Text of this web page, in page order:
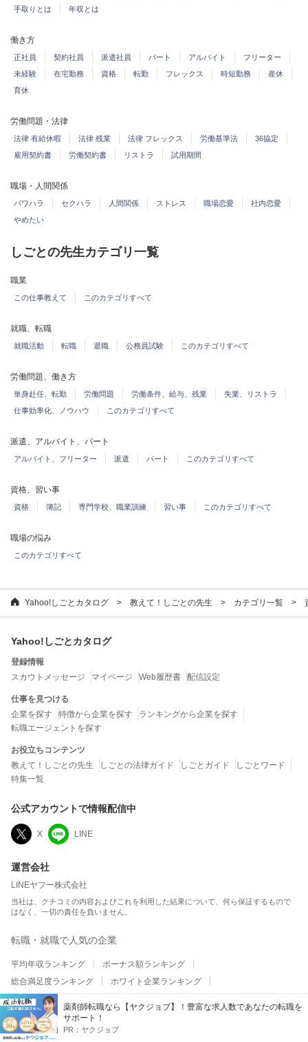
手取りとは
年収とは
働き方
正社員 契約社員 派遣社員 パート アルバイト
フリーター
未経験
在宅勤務 資格 転勤 フレックス 時短勤務
産休
育休
労働問題・法律
法律 有給休暇 法律 残業 法律 フレックス 労働基準法
36協定
雇用契約書
労働契約書 リストラ 試用期間
職場・人間関係
パワハラ セクハラ 人間関係 ストレス 職場恋愛
社内恋愛
やめたい
しごとの先生カテゴリ一覧
職業
この仕事教えて このカテゴリすべて
就職、転職
就職活動 転職 退職 公務員試験 このカテゴリすべて
労働問題、働き方
単身赴任、転勤 労働問題 労働条件、給与、残業
失業、リストラ
仕事効率化、ノウハウ
このカテゴリすべて
派遣、アルバイト、パート
アルバイト、フリーター 派遣 パート このカテゴリすべて
資格、習い事
資格 簿記 専門学校、職業訓練 習い事 このカテゴリすべて
職場の悩み
このカテゴリすべて
Yahoo!しごとカタログ 教えて！しごとの先生 カテゴリ一覧
薬剤師転職なら【ヤクジョブ】！豊富な求人数であなたの転職を
サポート！
PR： ヤクジョブ
Yahoo!しごとカタログ
登録情報
スカウトメッセージ
マイページ Web履歴書 配信設定
仕事を見つける
企業を探す
特徴から企業を探す
ランキングから企業を探す
転職エージェントを探す
お役立ちコンテンツ
教えて！しごとの先生
しごとの法律ガイド しごとガイド
しごとワード
特集一覧
公式アカウントで情報配信中
X LINE
運営会社
LINEヤフー株式会社
当社は、クチコミの内容およびこれを利用した結果について、何ら保証するもので
はなく、一切の責任を負いません。
転職・就職で人気の企業
平均年収ランキング
ボーナス額ランキング
総合満足度ランキング
ホワイト企業ランキング
ワークライフバランスランキング
平均残業時間ランキング
給与・昇給・福利厚生ランキング